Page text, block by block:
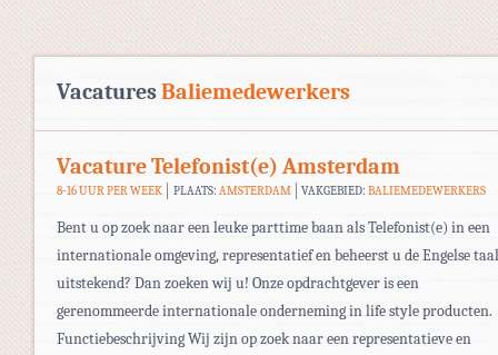
VacaturesBaliemedewerkers
Vacature Telefonist(e) Amsterdam
8-16 UUR PER WEEK PLAATS: AMSTERDAM VAKGEBIED:BALIEMEDEWERKERS
Bent u op zoek naar een leuke parttime baan als Telefonist(e) in een
internationale omgeving, representatief en beheerst u de Engelse taal
uitstekend? Dan zoeken wij u! Onze opdrachtgever is een
gerenommeerde internationale onderneming in life style producten.
Functiebeschrijving Wij zijn op zoek naar een representatieve en